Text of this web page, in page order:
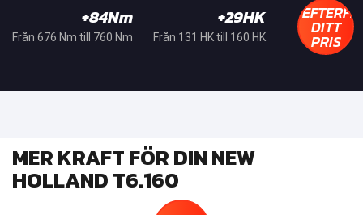
+84Nm
Från 676 Nm till 760 Nm
+29HK
Från 131 HK till 160 HK DITT
PRIS
MER KRAFT FÖR DIN NEW
HOLLAND T6.160